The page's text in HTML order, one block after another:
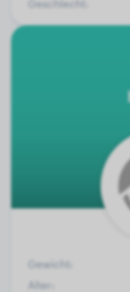
Geschlecht:
Gewicht:
Alter: